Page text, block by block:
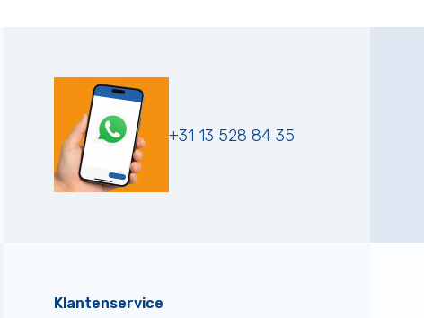
+31 13 528 84 35
Klantenservice